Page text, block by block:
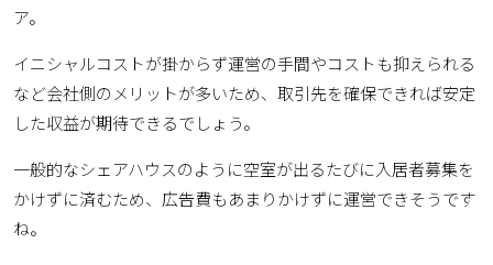
ア。
イニシャルコストが掛からず運営の手間やコストも抑えられる
など会社側のメリットが多いため、取引先を確保できれば安定
した収益が期待できるでしょう。
一般的なシェアハウスのように空室が出るたびに入居者募集を
かけずに済むため、広告費もあまりかけずに運営できそうです
ね。